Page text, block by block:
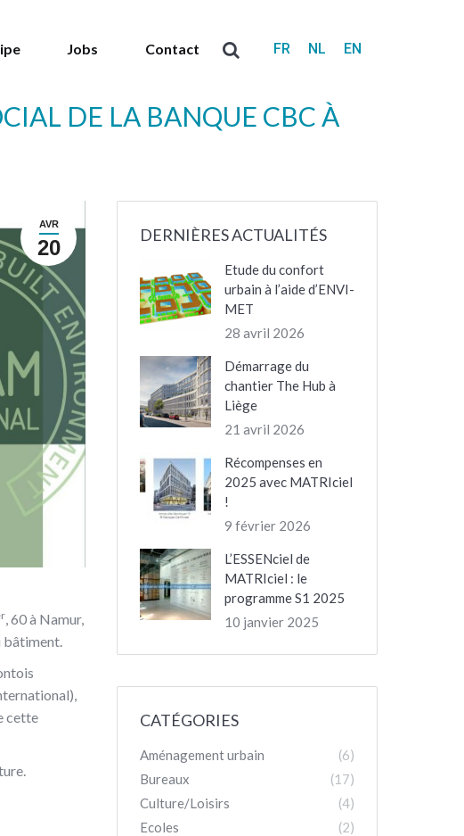
Jobs Contact
Recherche
FR NL EN
DE LA BANQUE CBC À
AVR
20
, 60 à Namur,
bâtiment.
cette
DERNIÈRES ACTUALITÉS
Etude du confort
urbain à l’aide d’ENVI-
MET
28 avril 2026
Démarrage du
chantier The Hub à
Liège
21 avril 2026
Récompenses en
2025 avec MATRIciel
!
9 février 2026
L’ESSENciel de
MATRIciel : le
programme S1 2025
10 janvier 2025
CATÉGORIES
Aménagement urbain
(6)
Bureaux
(17)
Culture/Loisirs
(4)
Ecoles
(2)